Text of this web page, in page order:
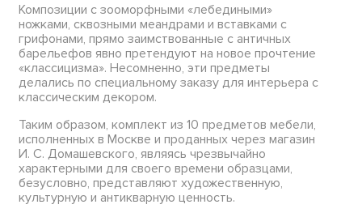
Композиции с зооморфными «лебедиными»
ножками, сквозными меандрами и вставками с
грифонами, прямо заимствованные с античных
барельефов явно претендуют на новое прочтение
«классицизма». Несомненно, эти предметы
делались по специальному заказу для интерьера с
классическим декором.
Таким образом, комплект из 10 предметов мебели,
исполненных в Москве и проданных через магазин
И. С. Домашевского, являясь чрезвычайно
характерными для своего времени образцами,
безусловно, представляют художественную,
культурную и антикварную ценность.